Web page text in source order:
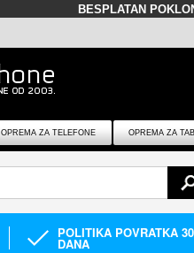
BESPLATAN
OPREMA ZA TELEFONE OPREMA ZA
POLITIKA POVRATKA 30
DANA